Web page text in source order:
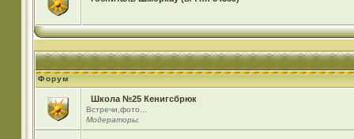
Форум
Школа №25 Кенигсбрюк
Встречи,фото...
Модераторы: